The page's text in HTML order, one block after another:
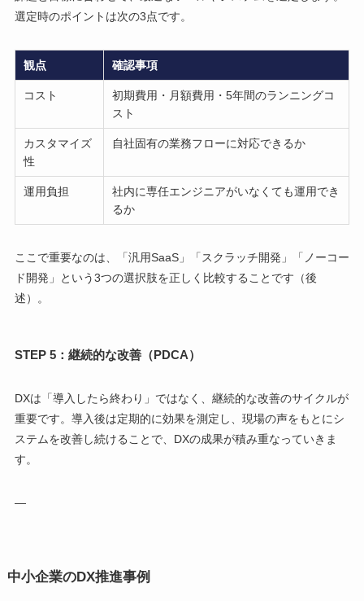
選定時のポイントは次の3点です。
観点 確認事項
コスト
初期費用・月額費用・5年間のランニングコ
スト
カスタマイズ
性
自社固有の業務フローに対応できるか
運用負担
社内に専任エンジニアがいなくても運用でき
るか
ここで重要なのは、「汎用SaaS」「スクラッチ開発」「ノーコー
ド開発」という3つの選択肢を正しく比較することです（後
述）。
STEP 5：継続的な改善（PDCA）
DXは「導入したら終わり」ではなく、継続的な改善のサイクルが
重要です。導入後は定期的に効果を測定し、現場の声をもとにシ
ステムを改善し続けることで、DXの成果が積み重なっていきま
す。
—
中小企業のDX推進事例